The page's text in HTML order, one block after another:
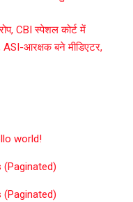
CBI स्पेशल कोर्ट में
आरक्षक बने मीडिएटर,
world!